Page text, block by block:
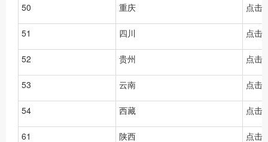
50 重庆 点击
51 四川 点击
52 贵州 点击
53 云南 点击
54 西藏 点击
61 陕西 点击